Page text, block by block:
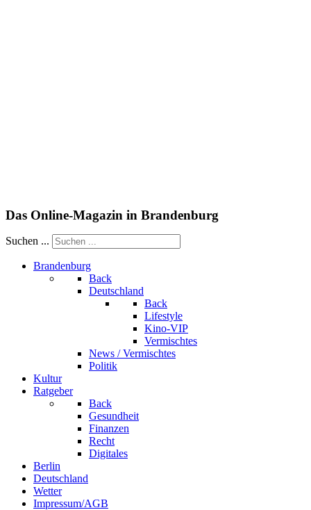
Das Online-Magazin in Brandenburg
Suchen ...
Brandenburg
Back
Deutschland
Back
Lifestyle
Kino-VIP
Vermischtes
News / Vermischtes
Politik
Kultur
Ratgeber
Back
Gesundheit
Finanzen
Recht
Digitales
Berlin
Deutschland
Wetter
Impressum/AGB